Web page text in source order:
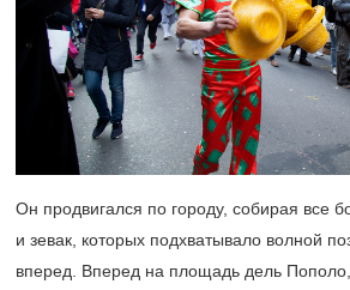
Он продвигался по городу, собирая все
и зевак, которых подхватывало волной
вперед. Вперед на площадь дель